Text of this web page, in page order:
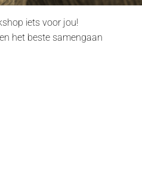
iets voor jou!
het beste samengaan